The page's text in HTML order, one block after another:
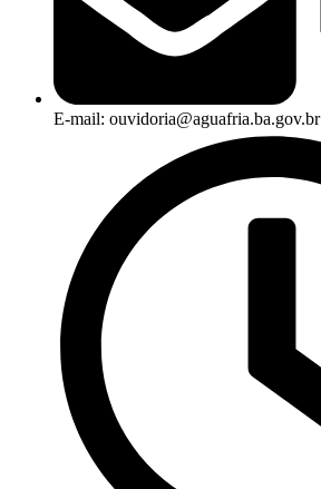
E-mail: ouvidoria@aguafria.ba.gov.br